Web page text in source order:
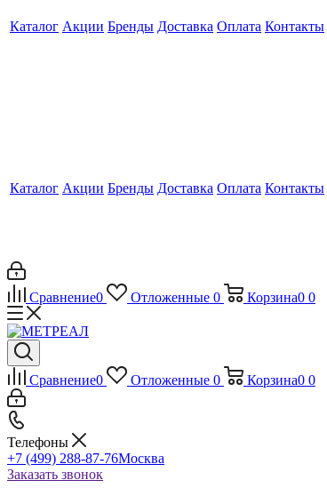
Каталог Акции Бренды Доставка Оплата Контакты
Каталог Акции Бренды Доставка Оплата Контакты
Сравнение0 Отложенные 0 Корзина0 0
Сравнение0 Отложенные 0 Корзина0 0
Телефоны
+7 (499) 288-87-76Москва
Заказать звонок